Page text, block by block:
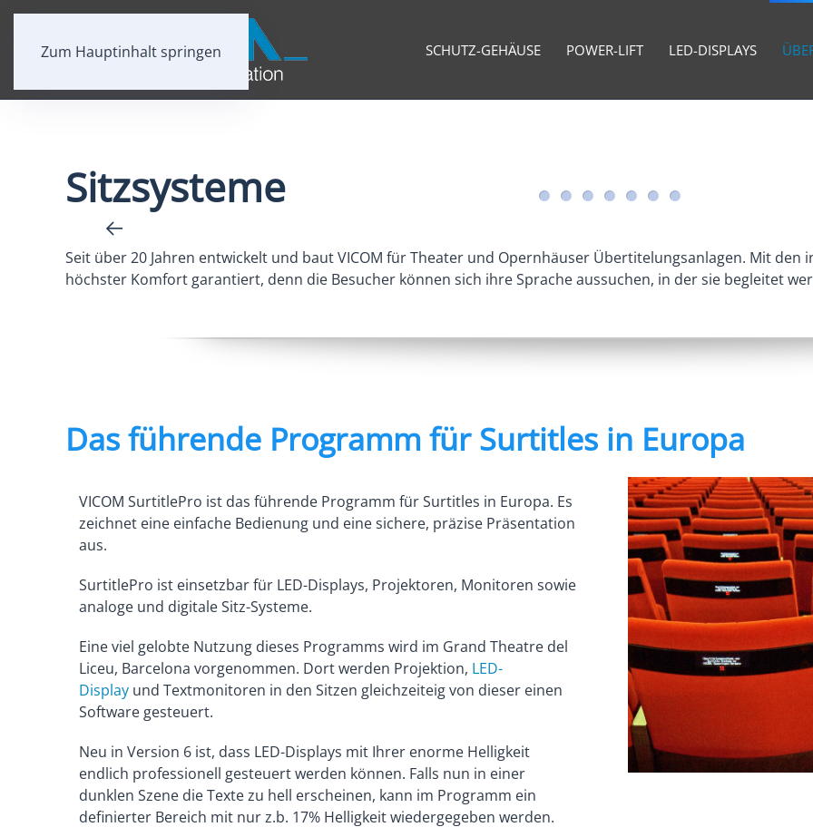
Zum Hauptinhalt springen SCHUTZ-GEHÄUSE POWER-LIFT LED-DISPLAYS
Sitzsysteme
Seit über 20 Jahren entwickelt und baut VICOM für Theater und Opernhäuser Übertitelungsanlagen. Mit
höchster Komfort garantiert, denn die Besucher können sich ihre Sprache aussuchen, in der sie begleitet
Das führende Programm für Surtitles in Europa
VICOM SurtitlePro ist das führende Programm für Surtitles in Europa. Es
zeichnet eine einfache Bedienung und eine sichere, präzise Präsentation
aus.
SurtitlePro ist einsetzbar für LED-Displays, Projektoren, Monitoren sowie
analoge und digitale Sitz-Systeme.
Eine viel gelobte Nutzung dieses Programms wird im Grand Theatre del
Liceu, Barcelona vorgenommen. Dort werden Projektion, LED-
Display und Textmonitoren in den Sitzen gleichzeiteig von dieser einen
Software gesteuert.
Neu in Version 6 ist, dass LED-Displays mit Ihrer enorme Helligkeit
endlich professionell gesteuert werden können. Falls nun in einer
dunklen Szene die Texte zu hell erscheinen, kann im Programm ein
definierter Bereich mit nur z.b. 17% Helligkeit wiedergegeben werden.